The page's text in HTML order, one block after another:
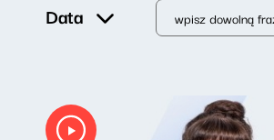
Data